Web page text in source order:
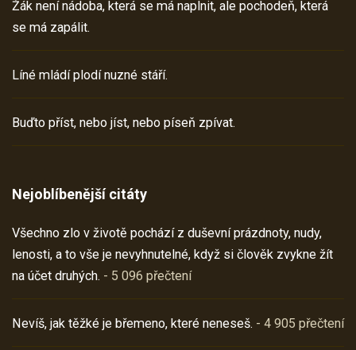
Žák není nádoba, která se má naplnit, ale pochodeň, která
se má zapálit.
Líné mládí plodí nuzné stáří.
Buďto příst, nebo jíst, nebo píseň zpívat.
Nejoblíbenější citáty
Všechno zlo v životě pochází z duševní prázdnoty, nudy,
lenosti, a to vše je nevyhnutelné, když si člověk zvykne žít
na účet druhých. - 5 096 přečtení
Nevíš, jak těžké je břemeno, které neneseš. - 4 905 přečtení